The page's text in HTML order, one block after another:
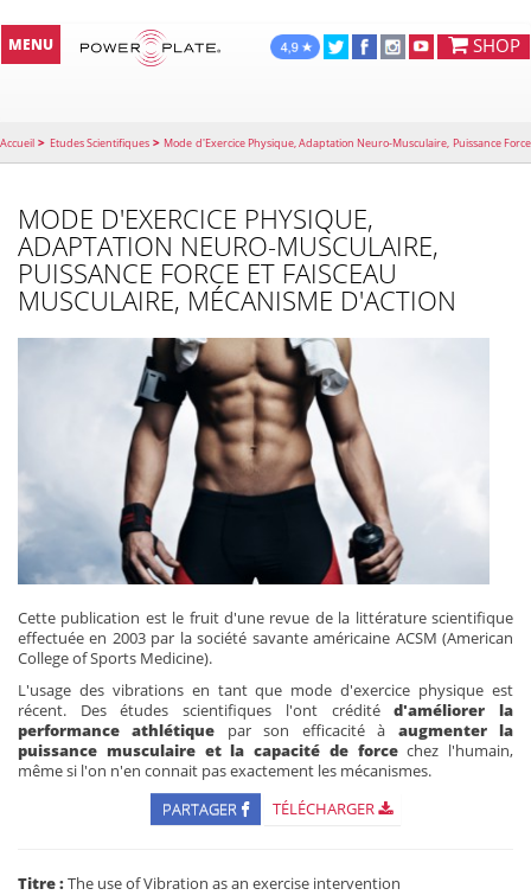
SHOP
MENU
Accueil > Etudes Scientifiques >Mode d'Exercice Physique, Adaptation Neuro-Musculaire, Puissance Force
MODE D'EXERCICE PHYSIQUE,
ADAPTATION NEURO-MUSCULAIRE,
PUISSANCE FORCE ET FAISCEAU
MUSCULAIRE, MÉCANISME D'ACTION
Cette publication est le fruit d'une revue de la littérature scientifique
effectuée en 2003 par la société savante américaine ACSM (American
College of Sports Medicine).
L'usage des vibrations en tant que mode d'exercice physique est
récent. Des études scientifiques l'ont créditéd'améliorer la
performance athlétique par son efficacité à augmenter la
puissance musculaire et la capacité de forcechez l'humain,
même si l'on n'en connait pas exactement les mécanismes.
PARTAGER
TÉLÉCHARGER
Titre :The use of Vibration as an exercise intervention